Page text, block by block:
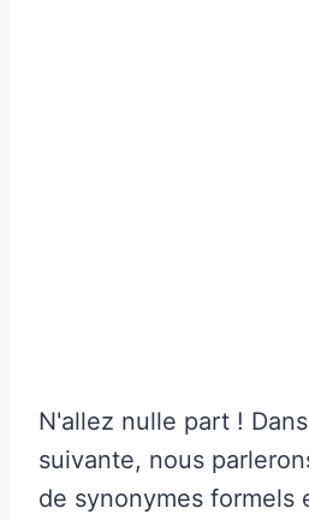
N'allez nulle part !
suivante, nous
de synonymes formels